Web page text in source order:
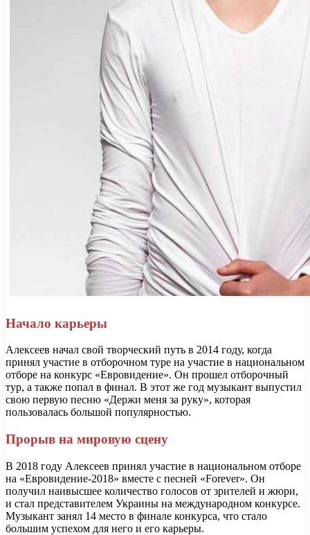
Начало карьеры
Алексеев начал свой творческий путь в 2014 году, когда
принял участие в отборочном туре на участие в национальном
отборе на конкурс «Евровидение». Он прошел отборочный
тур, а также попал в финал. В этот же год музыкант выпустил
свою первую песню «Держи меня за руку», которая
пользовалась большой популярностью.
Прорыв на мировую сцену
В 2018 году Алексеев принял участие в национальном отборе
на «Евровидение-2018» вместе с песней «Forever». Он
получил наивысшее количество голосов от зрителей и жюри,
и стал представителем Украины на международном конкурсе.
Музыкант занял 14 место в финале конкурса, что стало
большим успехом для него и его карьеры.